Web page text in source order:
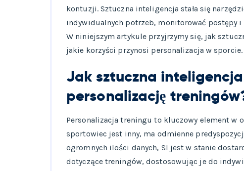
kontuzji. Sztuczna inteligencja stała się
indywidualnych potrzeb, monitorować postępy
W niniejszym artykule przyjrzymy się, jak
jakie korzyści przynosi personalizacja w sporcie.
Jak sztuczna
personalizację
Personalizacja treningu to kluczowy element w
sportowiec jest inny, ma odmienne
ogromnych ilości danych, SI jest w stanie
dotyczące treningów, dostosowując je do